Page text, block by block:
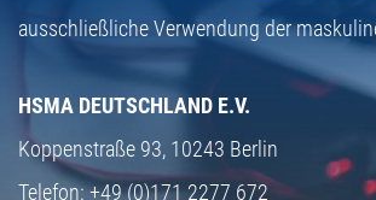
ausschließliche Verwendung der
HSMA DEUTSCHLAND E.V.
Koppenstraße 93, 10243 Berlin
Telefon:+49 (0)171 2277 672